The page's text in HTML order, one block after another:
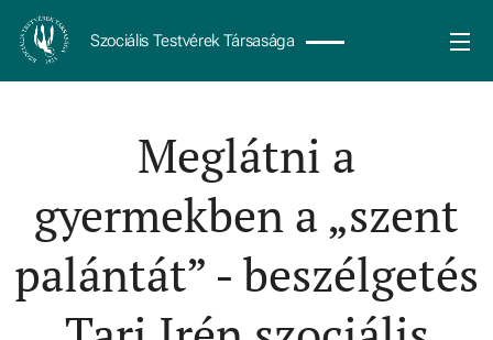
Szociális Testvérek Társasága
Meglátni a
gyermekben a „szent
palántát” - beszélgetés